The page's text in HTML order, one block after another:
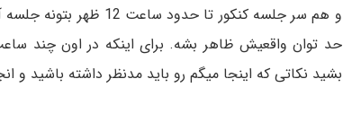
و هم سر جلسه کنکور تا
حد توان واقعیش ظاهر بشه. برای اینکه در اون چند
بشید نکاتی که اینجا میگم رو باید مدنظر داشته باشید و